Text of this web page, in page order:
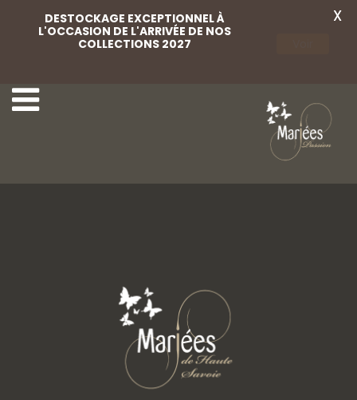
DESTOCKAGE EXCEPTIONNEL À
L'OCCASION DE L'ARRIVÉE DE NOS
COLLECTIONS 2027
X